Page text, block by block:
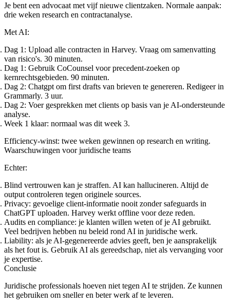
Je bent een advocaat met vijf nieuwe clientzaken. Normale aanpak:
drie weken research en contractanalyse.
Met AI:
Dag 1: Upload alle contracten in Harvey. Vraag om samenvatting
van risico's. 30 minuten.
Dag 1: Gebruik CoCounsel voor precedent-zoeken op
kernrechtsgebieden. 90 minuten.
Dag 2: Chatgpt om first drafts van brieven te genereren. Redigeer in
Grammarly. 3 uur.
Dag 2: Voer gesprekken met clients op basis van je AI-ondersteunde
analyse.
Week 1 klaar: normaal was dit week 3.
Efficiency-winst: twee weken gewinnen op research en writing.
Waarschuwingen voor juridische teams
Echter:
Blind vertrouwen kan je straffen. AI kan hallucineren. Altijd de
output controleren tegen originele sources.
Privacy: gevoelige client-informatie nooit zonder safeguards in
ChatGPT uploaden. Harvey werkt offline voor deze reden.
Audits en compliance: je klanten willen weten of je AI gebruikt.
Veel bedrijven hebben nu beleid rond AI in juridische werk.
Liability: als je AI-gegenereerde advies geeft, ben je aansprakelijk
als het fout is. Gebruik AI als gereedschap, niet als vervanging voor
je expertise.
Conclusie
Juridische professionals hoeven niet tegen AI te strijden. Ze kunnen
het gebruiken om sneller en beter werk af te leveren.